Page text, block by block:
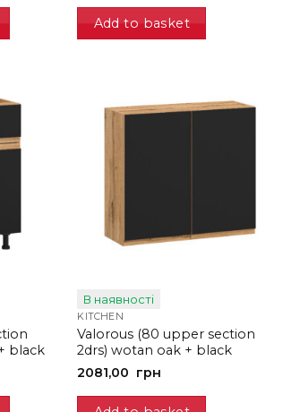
Add to basket
black
В наявності
KITCHEN
Valorous (80 upper section
2drs) wotan oak + black
2081,00 грн